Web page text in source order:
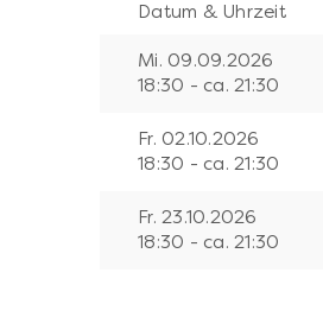
Datum & Uhrzeit
Mi. 09.09.2026
18:30 - ca. 21:30
Fr. 02.10.2026
18:30 - ca. 21:30
Fr. 23.10.2026
18:30 - ca. 21:30